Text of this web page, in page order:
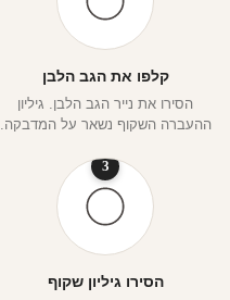
קלפו את הגב הלבן
הסירו את נייר הגב הלבן. גיליון
ההעברה השקוף נשאר על המדבקה.
3
הסירו גיליון שקוף